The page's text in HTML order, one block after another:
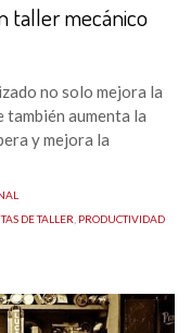
taller mecánico
no solo mejora la
aumenta la
y mejora la
DE TALLER, PRODUCTIVIDAD